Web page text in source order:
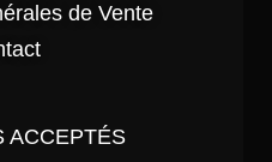
de Vente
ACCEPTÉS